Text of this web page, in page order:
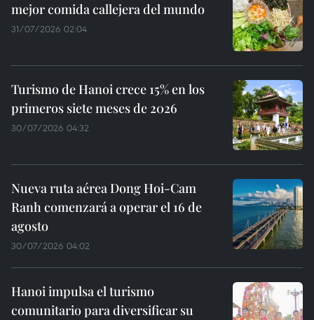
mejor comida callejera del mundo
31/07/2026 02:04
Turismo de Hanoi crece 15% en los
primeros siete meses de 2026
30/07/2026 04:32
Nueva ruta aérea Dong Hoi-Cam
Ranh comenzará a operar el 16 de
agosto
30/07/2026 04:02
Hanoi impulsa el turismo
comunitario para diversificar su